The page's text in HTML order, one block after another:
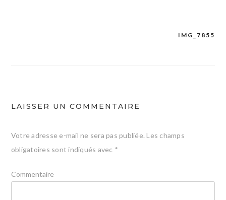
IMG_7855
LAISSER UN COMMENTAIRE
Votre adresse e-mail ne sera pas publiée. Les champs
obligatoires sont indiqués avec *
Commentaire